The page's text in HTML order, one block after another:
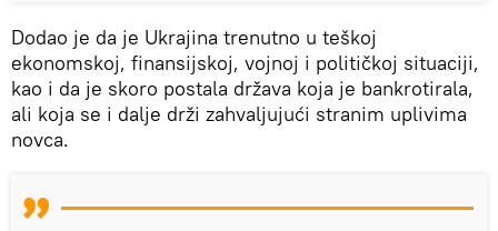
Dodao je da je Ukrajina trenutno u teškoj
ekonomskoj, finansijskoj, vojnoj i političkoj situaciji,
kao i da je skoro postala država koja je bankrotirala,
ali koja se i dalje drži zahvaljujući stranim uplivima
novca.